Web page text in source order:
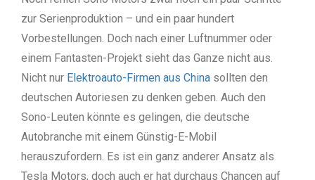
zur Serienproduktion – und ein paar hundert
Vorbestellungen. Doch nach einer Luftnummer oder
einem Fantasten-Projekt sieht das Ganze nicht aus.
Nicht nur Elektroauto-Firmen aus China sollten den
deutschen Autoriesen zu denken geben. Auch den
Sono-Leuten könnte es gelingen, die deutsche
Autobranche mit einem Günstig-E-Mobil
herauszufordern. Es ist ein ganz anderer Ansatz als
Tesla Motors, doch auch er hat durchaus Chancen auf